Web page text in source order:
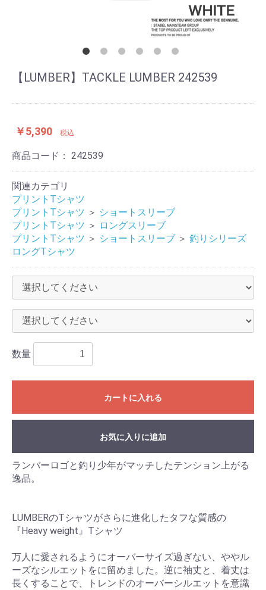
【LUMBER】TACKLE LUMBER 242539
￥5,390 税込
商品コード： 242539
関連カテゴリ
プリントTシャツ
プリントTシャツ ＞ ショートスリーブ
プリントTシャツ ＞ ロングスリーブ
プリントTシャツ ＞ ショートスリーブ ＞ 釣りシリーズ
ロングTシャツ
数量
カートに入れる
お気に入りに追加
ランバーロゴと釣り少年がマッチしたテンション上がる
逸品。
LUMBERのTシャツがさらに進化したタフな質感の
『Heavy weight』Tシャツ
万人に愛されるようにオーバーサイズ過ぎない、ややル
ーズなシルエットをに留めました。逆に袖丈と、着丈は
長くすることで、トレンドのオーバーシルエットを意識